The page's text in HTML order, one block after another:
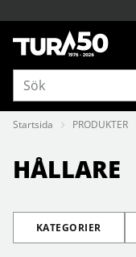
Startsida PRODUKTER
HÅLLARE
KATEGORIER